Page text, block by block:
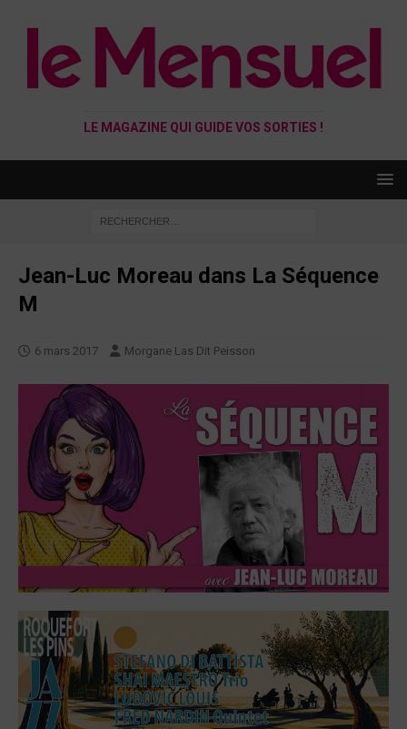
LE MAGAZINE QUI GUIDE VOS SORTIES !
Jean-Luc Moreau dans La Séquence
M
6 mars 2017 Morgane Las Dit Peisson